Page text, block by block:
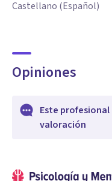
Castellano (Español)
Opiniones
Este
valoración